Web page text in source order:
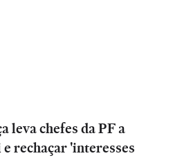
leva chefes da PF a
rechaçar 'interesses